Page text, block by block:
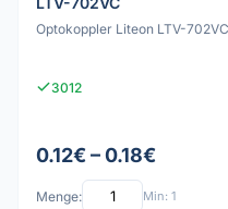
Optokoppler Liteon LTV-
3012
0.12€ – 0.18€
Menge: Min: 1